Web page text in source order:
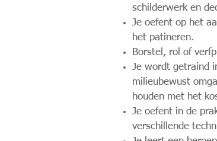
schilderwerk en
Je oefent op het
het patineren.
Borstel, rol of
Je wordt getraind
milieubewust
houden met het
Je oefent in de
verschillende